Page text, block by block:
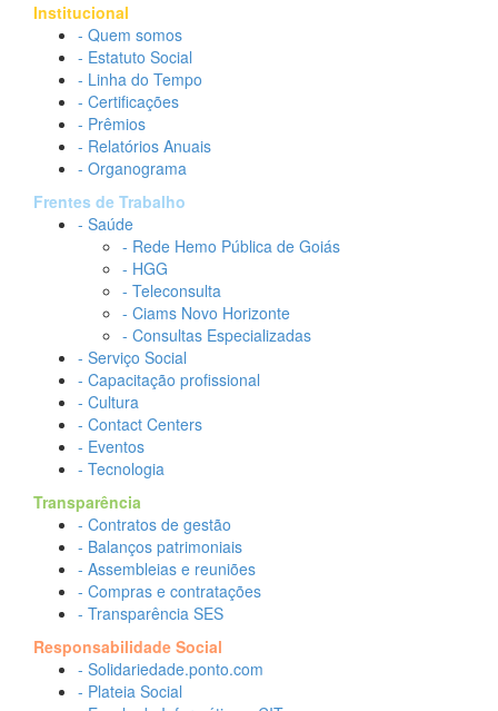
Institucional
- Quem somos
- Estatuto Social
- Linha do Tempo
- Certificações
- Prêmios
- Relatórios Anuais
- Organograma
Frentes de Trabalho
- Saúde
- Rede Hemo Pública de Goiás
- HGG
- Teleconsulta
- Ciams Novo Horizonte
- Consultas Especializadas
- Serviço Social
- Capacitação profissional
- Cultura
- Contact Centers
- Eventos
- Tecnologia
Transparência
- Contratos de gestão
- Balanços patrimoniais
- Assembleias e reuniões
- Compras e contratações
- Transparência SES
Responsabilidade Social
- Solidariedade.ponto.com
- Plateia Social